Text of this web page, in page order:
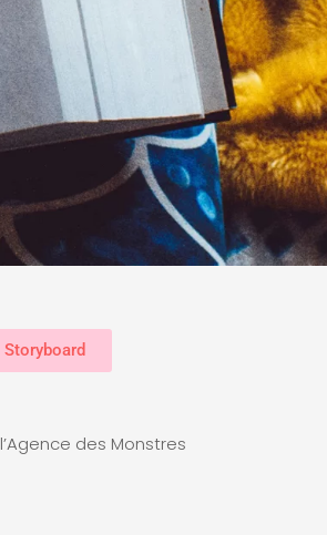
Storyboard
des Monstres